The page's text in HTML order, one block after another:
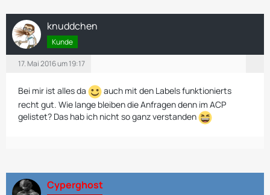
knuddchen
Kunde
17. Mai 2016 um 19:17
Bei mir ist alles da
auch mit den Labels funktionierts
recht gut. Wie lange bleiben die Anfragen denn im ACP
gelistet? Das hab ich nicht so ganz verstanden
Cyperghost